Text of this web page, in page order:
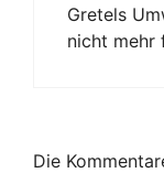
Gretels
nicht mehr
Die